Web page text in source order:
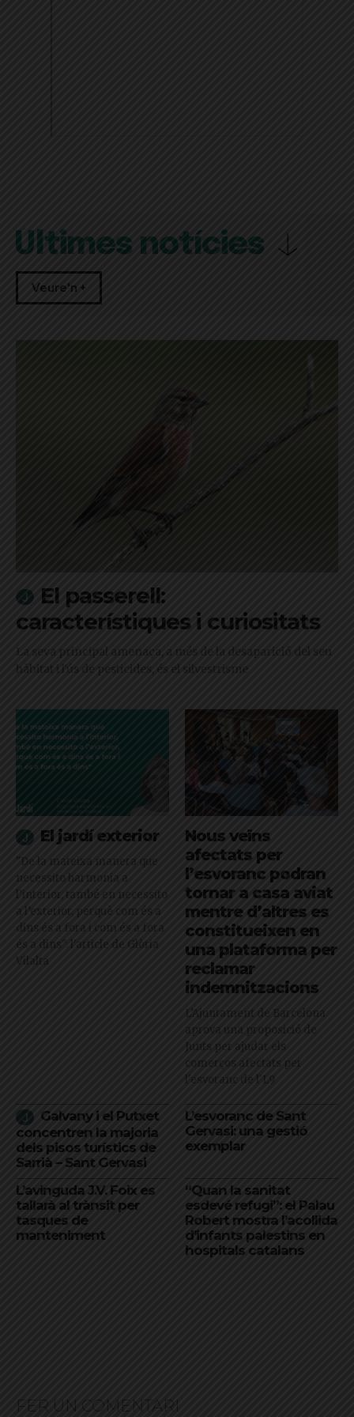
Últimes notícies
Veure'n +
El passerell:
característiques i curiositats
La seva principal amenaça, a més de la desaparició del seu
hàbitat i l'ús de pesticides, és el silvestrisme
El jardí exterior
"De la mateixa manera que
necessito harmonia a
l’interior, també en necessito
a l’exterior, perquè com és a
dins és a fora i com és a fora
és a dins": l'article de Glòria
Vilalta
Nous veïns
afectats per
l’esvoranc podran
tornar a casa aviat
mentre d’altres es
constitueixen en
una plataforma per
reclamar
indemnitzacions
L’Ajuntament de Barcelona
aprova una proposició de
Junts per ajudar els
comerços afectats per
l'esvoranc de l'L9
Galvany i el Putxet
concentren la majoria
dels pisos turístics de
Sarrià – Sant Gervasi
L’esvoranc de Sant
Gervasi: una gestió
exemplar
L’avinguda J.V. Foix es
tallarà al trànsit per
tasques de
manteniment
“Quan la sanitat
esdevé refugi”: el Palau
Robert mostra l’acollida
d’infants palestins en
hospitals catalans
FER UN COMENTARI